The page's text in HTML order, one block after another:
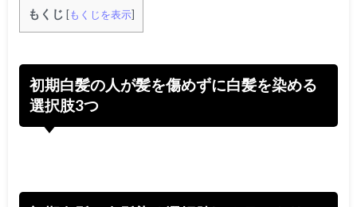
もくじ [もくじを表示]
初期白髪の人が髪を傷めずに白髪を染める
選択肢3つ